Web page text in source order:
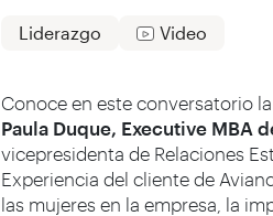
Liderazgo Video
Conoce en este conversatorio
Paula Duque, Executive MBA
vicepresidenta de Relaciones
Experiencia del cliente de
las mujeres en la empresa, la